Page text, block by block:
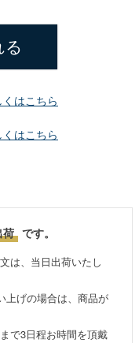
る
はこちら
はこちら
荷 です。
は、当日出荷いたし
上げの場合は、商品が
で3日程お時間を頂戴